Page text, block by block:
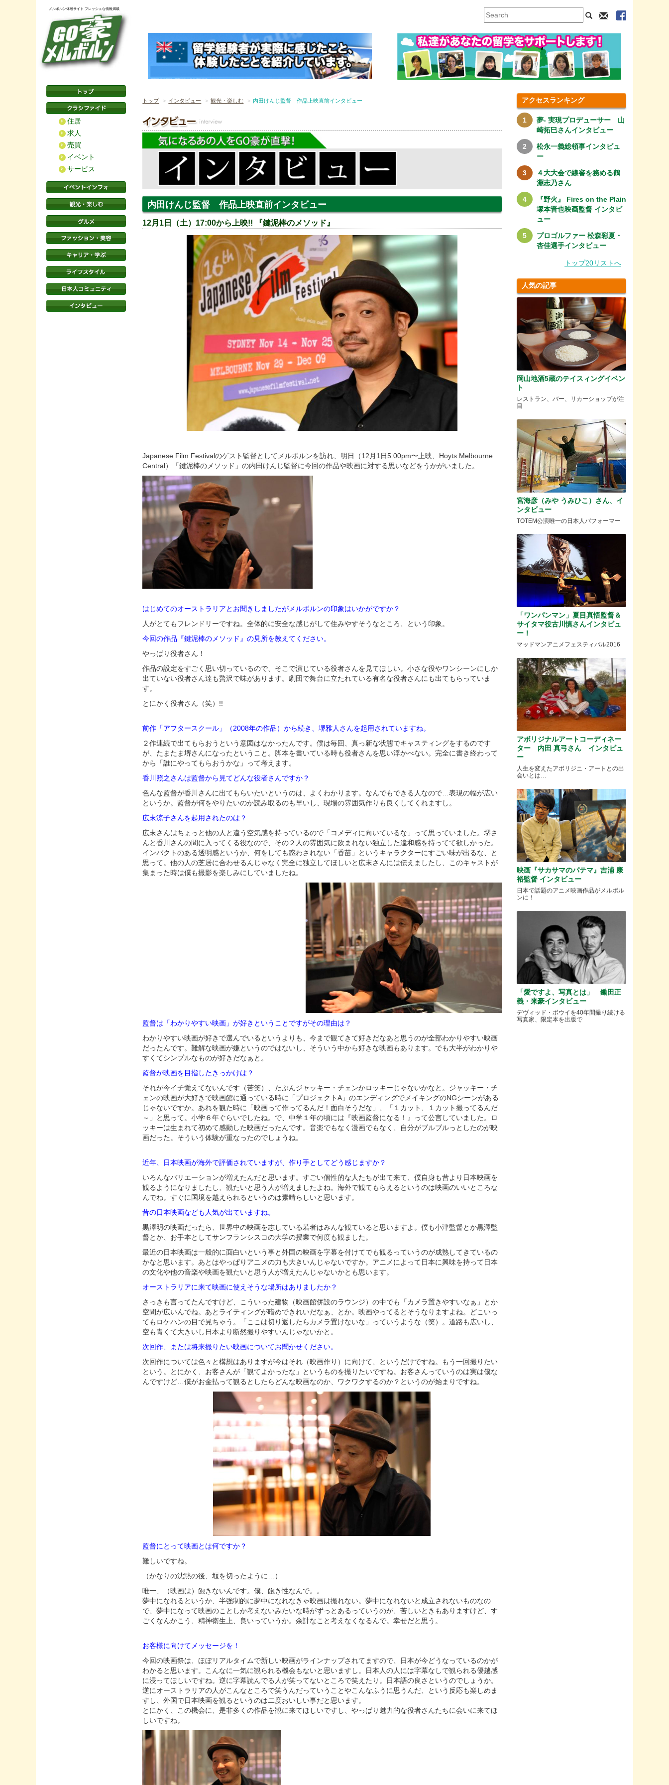
メルボルン体感サイト フレッシュな情報満載
住居
求人
売買
イベント
サービス
トップ インタビュー 観光・楽しむ 内田けんじ監督 作品上映直前インタビュー
内田けんじ監督 作品上映直前インタビュー
12月1日（土）17:00から上映!! 『鍵泥棒のメソッド』
Japanese Film Festivalのゲスト監督としてメルボルンを訪れ、明日（12月1日5:00pm〜上映、Hoyts Melbourne
Central）「鍵泥棒のメソッド」の内田けんじ監督に今回の作品や映画に対する思いなどをうかがいました。
はじめてのオーストラリアとお聞きしましたがメルボルンの印象はいかがですか？
人がとてもフレンドリーですね。全体的に安全な感じがして住みやすそうなところ、という印象。
今回の作品『鍵泥棒のメソッド』の見所を教えてください。
やっぱり役者さん！
作品の設定をすごく思い切っているので、そこで演じている役者さんを見てほしい。小さな役やワンシーンにしか
出ていない役者さん達も贅沢で味があります。劇団で舞台に立たれている有名な役者さんにも出てもらっていま
す。
とにかく役者さん（笑）!!
前作「アフタースクール」（2008年の作品）から続き、堺雅人さんを起用されていますね。
２作連続で出てもらおうという意図はなかったんです。僕は毎回、真っ新な状態でキャスティングをするのです
が、たまたま堺さんになったということ。脚本を書いている時も役者さんを思い浮かべない。完全に書き終わって
から「誰にやってもらおうかな」って考えます。
香川照之さんは監督から見てどんな役者さんですか？
色んな監督が香川さんに出てもらいたいというのは、よくわかります。なんでもできる人なので…表現の幅が広い
というか。監督が何をやりたいのか読み取るのも早いし、現場の雰囲気作りも良くしてくれますし。
広末涼子さんを起用されたのは？
広末さんはちょっと他の人と違う空気感を持っているので「コメディに向いているな」って思っていました。堺さ
んと香川さんの間に入ってくる役なので、その２人の雰囲気に飲まれない独立した違和感を持ってて欲しかった。
インパクトのある透明感というか、何をしても惑わされない「香苗」というキャラクターにすごい味が出るな、と
思って。他の人の芝居に合わせるんじゃなく完全に独立してほしいと広末さんには伝えましたし、このキャストが
集まった時は僕も撮影を楽しみにしていましたね。
監督は「わかりやすい映画」が好きということですがその理由は？
わかりやすい映画が好きで選んでいるというよりも、今まで観てきて好きだなあと思うのが全部わかりやすい映画
だったんです。難解な映画が嫌というのではないし、そういう中から好きな映画もあります。でも大半がわかりや
すくてシンプルなものが好きだなぁと。
監督が映画を目指したきっかけは？
それが今イチ覚えてないんです（苦笑）、たぶんジャッキー・チェンかロッキーじゃないかなと。ジャッキー・チ
ェンの映画が大好きで映画館に通っている時に「プロジェクトA」のエンディングでメイキングのNGシーンがある
じゃないですか。あれを観た時に「映画って作ってるんだ！面白そうだな」、「１カット、１カット撮ってるんだ
～」と思って。小学６年ぐらいでしたね。で、中学１年の頃には『映画監督になる！』って公言していました。ロ
ッキーは生まれて初めて感動した映画だったんです。音楽でもなく漫画でもなく、自分がブルブルっとしたのが映
画だった。そういう体験が重なったのでしょうね。
近年、日本映画が海外で評価されていますが、作り手としてどう感じますか？
いろんなバリエーションが増えたんだと思います。すごい個性的な人たちが出て来て、僕自身も昔より日本映画を
観るようになりましたし、観たいと思う人が増えましたよね。海外で観てもらえるというのは映画のいいところな
んでね。すぐに国境を越えられるというのは素晴らしいと思います。
昔の日本映画なども人気が出ていますね。
黒澤明の映画だったら、世界中の映画を志している若者はみんな観ていると思いますよ。僕も小津監督とか黒澤監
督とか、お手本としてサンフランシスコの大学の授業で何度も観ました。
最近の日本映画は一般的に面白いという事と外国の映画を字幕を付けてでも観るっていうのが成熟してきているの
かなと思います。あとはやっぱりアニメの力も大きいんじゃないですか。アニメによって日本に興味を持って日本
の文化や他の音楽や映画を観たいと思う人が増えたんじゃないかとも思います。
オーストラリアに来て映画に使えそうな場所はありましたか？
さっきも言ってたんですけど、こういった建物（映画館併設のラウンジ）の中でも「カメラ置きやすいなぁ」とか
空間が広いんでね。あとライティングが暗めできれいだなぁ、とか。映画やってるとそうなりますよね。どこいっ
てもロケハンの目で見ちゃう。「ここは切り返したらカメラ置けないな」っていうような（笑）。道路も広いし、
空も青くて大きいし日本より断然撮りやすいんじゃないかと。
次回作、または将来撮りたい映画についてお聞かせください。
次回作については色々と構想はありますが今はそれ（映画作り）に向けて、というだけですね。もう一回撮りたい
という。とにかく、お客さんが「観てよかったな」というものを撮りたいですね。お客さんっていうのは実は僕な
んですけど…僕がお金払って観るとしたらどんな映画なのか、ワクワクするのか？というのが始まりですね。
監督にとって映画とは何ですか？
難しいですね。
（かなりの沈黙の後、堰を切ったように…）
唯一、（映画は）飽きないんです。僕、飽き性なんで。。
夢中になれるというか、半強制的に夢中になれなきゃ映画は撮れない。夢中になれないと成立されないものなの
で、夢中になって映画のことしか考えないみたいな時がずっとあるっていうのが、苦しいときもありますけど、す
ごくなんかこう、精神衛生上、良いっていうか。余計なこと考えなくなるんで。幸せだと思う。
お客様に向けてメッセージを！
今回の映画祭は、ほぼリアルタイムで新しい映画がラインナップされてますので、日本が今どうなっているのかが
わかると思います。こんなに一気に観られる機会もないと思いますし。日本人の人には字幕なしで観られる優越感
に浸ってほしいですね。逆に字幕読んでる人が笑ってないところで笑えたり。日本語の良さというのでしょうか。
逆にオーストラリアの人がこんなところで笑うんだっていうことやこんなふうに思うんだ、という反応も楽しめま
すし、外国で日本映画を観るというのは二度おいしい事だと思います。
とにかく、この機会に、是非多くの作品を観に来てほしいですし、やっぱり魅力的な役者さんたちに会いに来てほ
しいですね。
アクセスランキング
夢- 実現プロデューサー 山
崎拓巳さんインタビュー
松永一義総領事インタビュ
ー
４大大会で線審を務める鶴
淵志乃さん
『野火』 Fires on the Plain
塚本晋也映画監督 インタビ
ュー
プロゴルファー 松森彩夏・
杏佳選手インタビュー
トップ20リストへ
人気の記事
岡山地酒5蔵のテイスィングイベン
ト
レストラン、バー、リカーショップが注
目
宮海彦（みや うみひこ）さん、イ
ンタビュー
TOTEM公演唯一の日本人パフォーマー
「ワンパンマン」夏目真悟監督＆
サイタマ役古川慎さんインタビュ
ー！
マッドマンアニメフェスティバル2016
アボリジナルアートコーディネー
ター 内田 真弓さん インタビュ
ー
人生を変えたアボリジニ・アートとの出
会いとは…
映画『サカサマのパテマ』吉浦 康
裕監督 インタビュー
日本で話題のアニメ映画作品がメルボル
ンに！
「愛ですよ、写真とは」 鋤田正
義・来豪インタビュー
デヴィッド・ボウイを40年間撮り続ける
写真家、限定本を出版で